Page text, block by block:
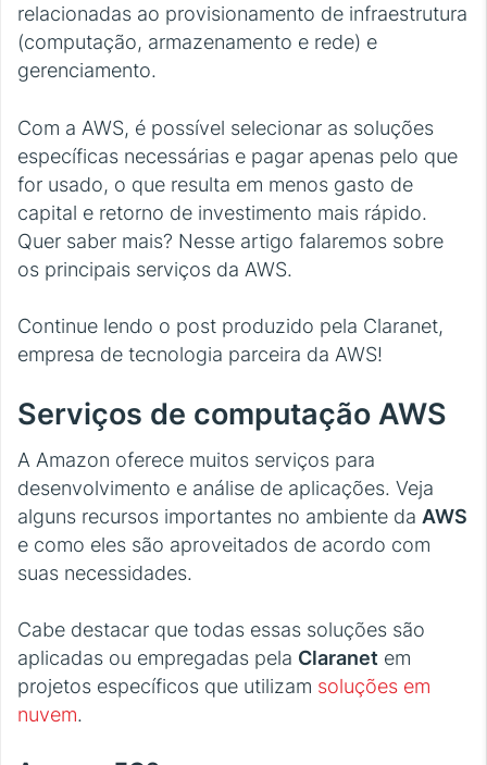
relacionadas ao provisionamento de infraestrutura
(computação, armazenamento e rede) e
gerenciamento.
Com a AWS, é possível selecionar as soluções
específicas necessárias e pagar apenas pelo que
for usado, o que resulta em menos gasto de
capital e retorno de investimento mais rápido.
Quer saber mais? Nesse artigo falaremos sobre
os principais serviços da AWS.
Continue lendo o post produzido pela Claranet,
empresa de tecnologia parceira da AWS!
Serviços de computação AWS
A Amazon oferece muitos serviços para
desenvolvimento e análise de aplicações. Veja
alguns recursos importantes no ambiente da AWS
e como eles são aproveitados de acordo com
suas necessidades.
Cabe destacar que todas essas soluções são
aplicadas ou empregadas pela Claranet em
projetos específicos que utilizam soluções em
nuvem.